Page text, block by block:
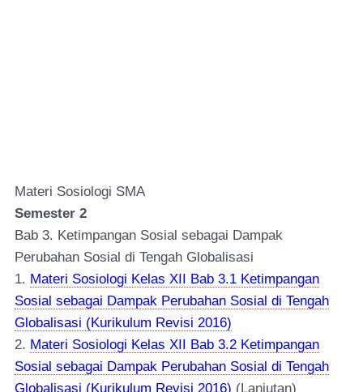
Materi Sosiologi SMA
Semester 2
Bab 3. Ketimpangan Sosial sebagai Dampak
Perubahan Sosial di Tengah Globalisasi
1. Materi Sosiologi Kelas XII Bab 3.1 Ketimpangan
Sosial sebagai Dampak Perubahan Sosial di Tengah
Globalisasi (Kurikulum Revisi 2016)
2. Materi Sosiologi Kelas XII Bab 3.2 Ketimpangan
Sosial sebagai Dampak Perubahan Sosial di Tengah
Globalisasi (Kurikulum Revisi 2016) (Lanjutan)